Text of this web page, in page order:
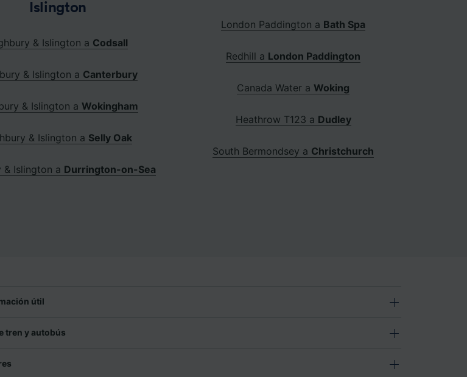
Islington
& Islington a Codsall
& Islington a Canterbury
& Islington a Wokingham
& Islington a Selly Oak
& Islington a Durrington-on-Sea
London Paddington a Bath Spa
Redhill a London Paddington
Canada Water a Woking
Heathrow T123 a Dudley
South Bermondsey a Christchurch
útil
tren y autobús